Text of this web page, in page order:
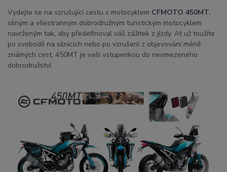
Vydejte se na vzrušující cestu s motocyklem CFMOTO 450MT,
silným a všestranným dobrodružným turistickým motocyklem
navrženým tak, aby předefinoval váš zážitek z jízdy. Ať už toužíte
po svobodě na silnicích nebo po vzrušení z objevování méně
známých cest, 450MT je vaší vstupenkou do neomezeného
dobrodružství.